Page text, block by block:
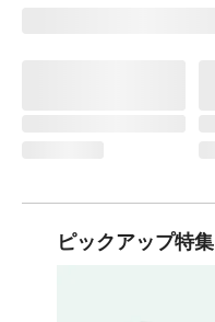
ピックアップ特集